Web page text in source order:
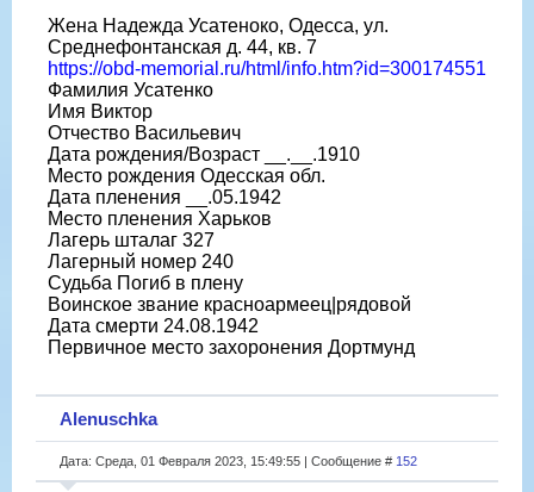
Жена Надежда Усатеноко, Одесса, ул.
Среднефонтанская д. 44, кв. 7
https://obd-memorial.ru/html/info.htm?id=300174551
Фамилия Усатенко
Имя Виктор
Отчество Васильевич
Дата рождения/Возраст __.__.1910
Место рождения Одесская обл.
Дата пленения __.05.1942
Место пленения Харьков
Лагерь шталаг 327
Лагерный номер 240
Судьба Погиб в плену
Воинское звание красноармеец|рядовой
Дата смерти 24.08.1942
Первичное место захоронения Дортмунд
Alenuschka
Дата: Среда, 01 Февраля 2023, 15:49:55 | Сообщение # 152